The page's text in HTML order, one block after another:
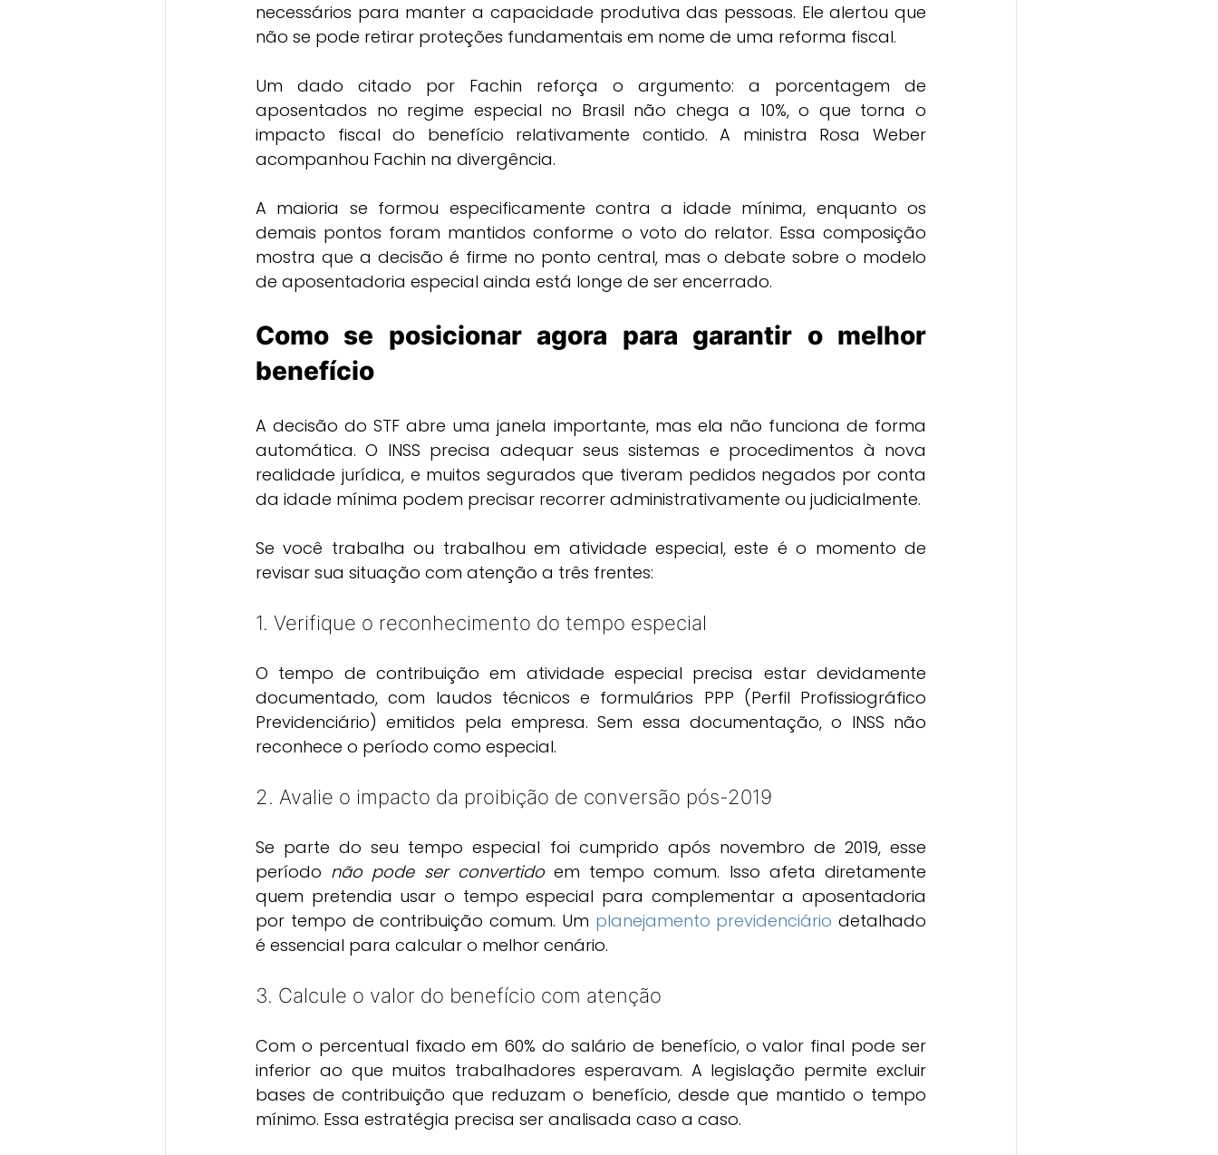
necessários para manter a capacidade produtiva das pessoas. Ele alertou que
não se pode retirar proteções fundamentais em nome de uma reforma fiscal.
Um dado citado por Fachin reforça o argumento: a porcentagem de
aposentados no regime especial no Brasil não chega a 10%, o que torna o
impacto fiscal do benefício relativamente contido. A ministra Rosa Weber
acompanhou Fachin na divergência.
A maioria se formou especificamente contra a idade mínima, enquanto os
demais pontos foram mantidos conforme o voto do relator. Essa composição
mostra que a decisão é firme no ponto central, mas o debate sobre o modelo
de aposentadoria especial ainda está longe de ser encerrado.
Como se posicionar agora para garantir o melhor
benefício
A decisão do STF abre uma janela importante, mas ela não funciona de forma
automática. O INSS precisa adequar seus sistemas e procedimentos à nova
realidade jurídica, e muitos segurados que tiveram pedidos negados por conta
da idade mínima podem precisar recorrer administrativamente ou judicialmente.
Se você trabalha ou trabalhou em atividade especial, este é o momento de
revisar sua situação com atenção a três frentes:
1. Verifique o reconhecimento do tempo especial
O tempo de contribuição em atividade especial precisa estar devidamente
documentado, com laudos técnicos e formulários PPP (Perfil Profissiográfico
Previdenciário) emitidos pela empresa. Sem essa documentação, o INSS não
reconhece o período como especial.
2. Avalie o impacto da proibição de conversão pós-2019
Se parte do seu tempo especial foi cumprido após novembro de 2019, esse
período não pode ser convertido em tempo comum. Isso afeta diretamente
quem pretendia usar o tempo especial para complementar a aposentadoria
por tempo de contribuição comum. Um planejamento previdenciário detalhado
é essencial para calcular o melhor cenário.
3. Calcule o valor do benefício com atenção
Com o percentual fixado em 60% do salário de benefício, o valor final pode ser
inferior ao que muitos trabalhadores esperavam. A legislação permite excluir
bases de contribuição que reduzam o benefício, desde que mantido o tempo
mínimo. Essa estratégia precisa ser analisada caso a caso.